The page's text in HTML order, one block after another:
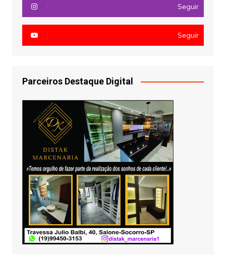
Seguir
Seguir
Parceiros Destaque Digital